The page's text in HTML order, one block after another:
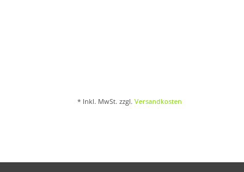
* Inkl. MwSt. zzgl. Versandkosten